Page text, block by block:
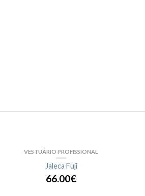
VESTUÁRIO PROFISSIONAL
Jaleca Fuji
66.00€